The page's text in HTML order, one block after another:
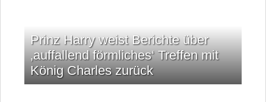
Prinz Harry weist Berichte über
‚auffallend förmliches‘ Treffen mit
König Charles zurück